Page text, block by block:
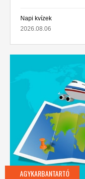
Napi kvízek
2026.08.06
AGYKARBANTARTÓ